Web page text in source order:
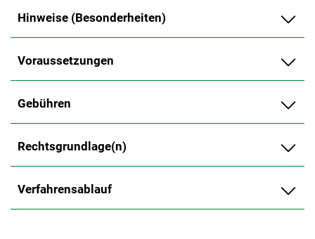
Hinweise (Besonderheiten)
Voraussetzungen
Gebühren
Rechtsgrundlage(n)
Verfahrensablauf